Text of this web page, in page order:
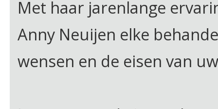
Met haar jarenlange
Anny Neuijen elke
wensen en de eisen van